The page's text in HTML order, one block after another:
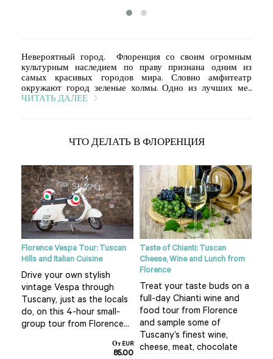
Невероятный город. Флоренция со своим огромным
культурным наследием по праву признана одним из
самых красивых городов мира. Словно амфитеатр
окружают город зеленые холмы. Одно из лучших ме...
ЧИТАТЬ ДАЛЕЕ
ЧТО ДЕЛАТЬ В ФЛОРЕНЦИЯ
Florence Vespa Tour: Tuscan
Hills and Italian Cuisine
Drive your own stylish
vintage Vespa through
Tuscany, just as the locals
do, on this 4-hour small-
group tour from Florence...
От EUR
85.00
Taste of Chianti: Tuscan
Cheese, Wine and Lunch from
Florence
Treat your taste buds on a
full-day Chianti wine and
food tour from Florence
and sample some of
Tuscany’s finest wine,
cheese, meat, chocolate